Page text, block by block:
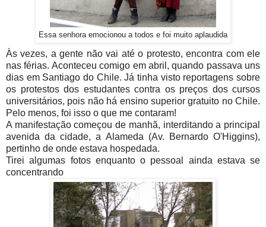
Essa senhora emocionou a todos e foi muito aplaudida
Às vezes, a gente não vai até o protesto, encontra com ele
nas férias. Aconteceu comigo em abril, quando passava uns
dias em Santiago do Chile. Já tinha visto reportagens sobre
os protestos dos estudantes contra os preços dos cursos
universitários, pois não há ensino superior gratuito no Chile.
Pelo menos, foi isso o que me contaram!
A manifestação começou de manhã, interditando a principal
avenida da cidade, a Alameda (Av. Bernardo O'Higgins),
pertinho de onde estava hospedada.
Tirei algumas fotos enquanto o pessoal ainda estava se
concentrando